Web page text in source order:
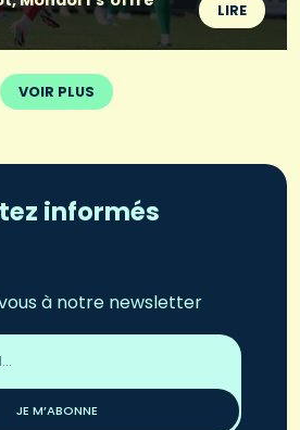
LIRE
VOIR PLUS
informés
à notre newsletter
JE M’ABONNE